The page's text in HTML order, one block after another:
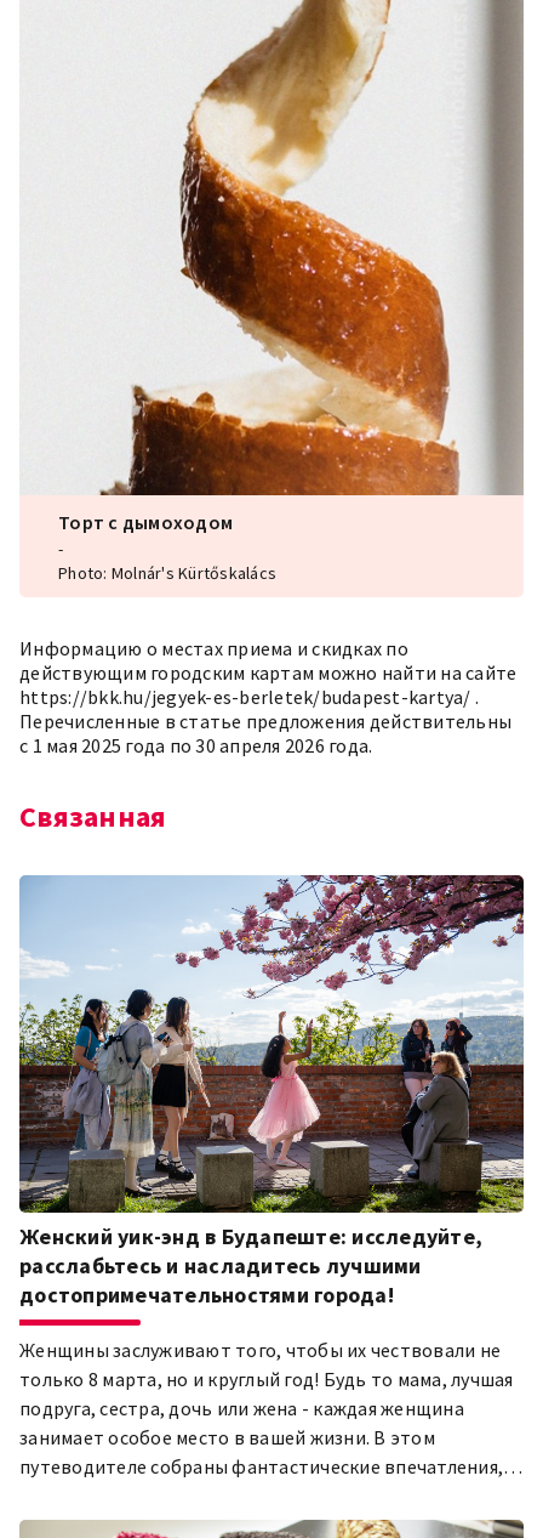
Торт с дымоходом
-
Photo: Molnár's Kürtőskalács
Информацию о местах приема и скидках по
действующим городским картам можно найти на сайте
https://bkk.hu/jegyek-es-berletek/budapest-kartya/ .
Перечисленные в статье предложения действительны
с 1 мая 2025 года по 30 апреля 2026 года.
Связанная
Женский уик-энд в Будапеште: исследуйте,
расслабьтесь и насладитесь лучшими
достопримечательностями города!
Женщины заслуживают того, чтобы их чествовали не
только 8 марта, но и круглый год! Будь то мама, лучшая
подруга, сестра, дочь или жена - каждая женщина
занимает особое место в вашей жизни. В этом
путеводителе собраны фантастические впечатления,
Проведите особенный день в Будапеште - окунитесь в